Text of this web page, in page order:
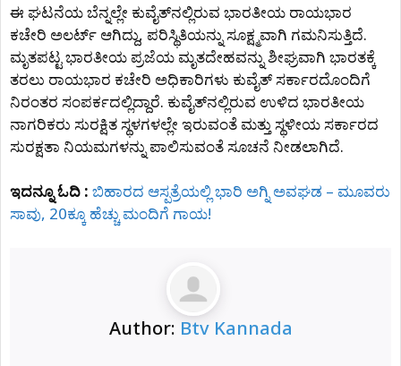
ಈ ಘಟನೆಯ ಬೆನ್ನಲ್ಲೇ ಕುವೈತ್‌ನಲ್ಲಿರುವ ಭಾರತೀಯ ರಾಯಭಾರ
ಕಚೇರಿ ಅಲರ್ಟ್ ಆಗಿದ್ದು, ಪರಿಸ್ಥಿತಿಯನ್ನು ಸೂಕ್ಷ್ಮವಾಗಿ ಗಮನಿಸುತ್ತಿದೆ.
ಮೃತಪಟ್ಟ ಭಾರತೀಯ ಪ್ರಜೆಯ ಮೃತದೇಹವನ್ನು ಶೀಘ್ರವಾಗಿ ಭಾರತಕ್ಕೆ
ತರಲು ರಾಯಭಾರ ಕಚೇರಿ ಅಧಿಕಾರಿಗಳು ಕುವೈತ್ ಸರ್ಕಾರದೊಂದಿಗೆ
ನಿರಂತರ ಸಂಪರ್ಕದಲ್ಲಿದ್ದಾರೆ. ಕುವೈತ್‌ನಲ್ಲಿರುವ ಉಳಿದ ಭಾರತೀಯ
ನಾಗರಿಕರು ಸುರಕ್ಷಿತ ಸ್ಥಳಗಳಲ್ಲೇ ಇರುವಂತೆ ಮತ್ತು ಸ್ಥಳೀಯ ಸರ್ಕಾರದ
ಸುರಕ್ಷತಾ ನಿಯಮಗಳನ್ನು ಪಾಲಿಸುವಂತೆ ಸೂಚನೆ ನೀಡಲಾಗಿದೆ.
ಇದನ್ನೂ ಓದಿ : ಬಿಹಾರದ ಆಸ್ಪತ್ರೆಯಲ್ಲಿ ಭಾರಿ ಅಗ್ನಿ ಅವಘಡ – ಮೂವರು
ಸಾವು, 20ಕ್ಕೂ ಹೆಚ್ಚು ಮಂದಿಗೆ ಗಾಯ!
Author: Btv Kannada